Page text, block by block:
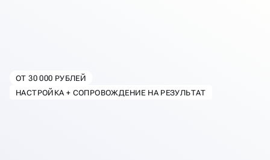
НАСТРОЙКА
РЕКЛАМЫ
ВКРАСНОДАРЕ
ОТ 30 000 РУБЛЕЙ
НАСТРОЙКА + СОПРОВОЖДЕНИЕ НА РЕЗУЛЬТАТ